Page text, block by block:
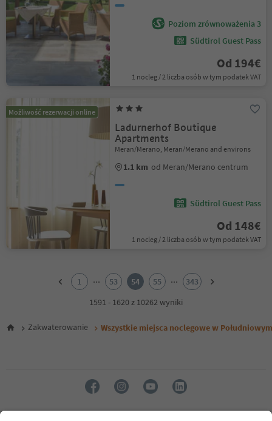
Poziom zrównoważenia 3
Südtirol Guest Pass
Od 194€
1 nocleg / 2 liczba osób w tym podatek VAT
Możliwość rezerwacji online
Ladurnerhof Boutique
Apartments
Meran/Merano, Meran/Merano and environs
1.1 km od Meran/Merano centrum
Südtirol Guest Pass
Od 148€
1 nocleg / 2 liczba osób w tym podatek VAT
6
13
1 ... 53 54 55 ...
343
1591 - 1620 z 10262 wyniki
Zakwaterowanie Wszystkie miejsca noclegowe w